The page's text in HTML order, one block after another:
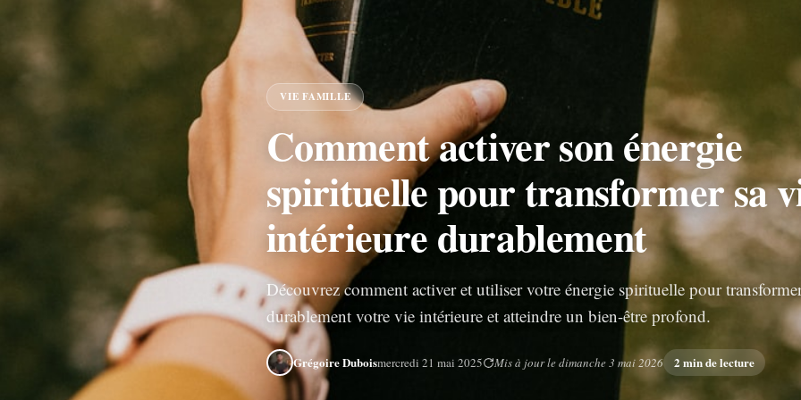
VIE FAMILLE
Comment activer son énergie
spirituelle pour transformer sa
intérieure durablement
Découvrez comment activer et utiliser votre énergie spirituelle pour
durablement votre vie intérieure et atteindre un bien-être profond.
Grégoire Duboismercredi 21 mai 2025 Mis à jour le dimanche 3 mai 2026 2 min de lecture